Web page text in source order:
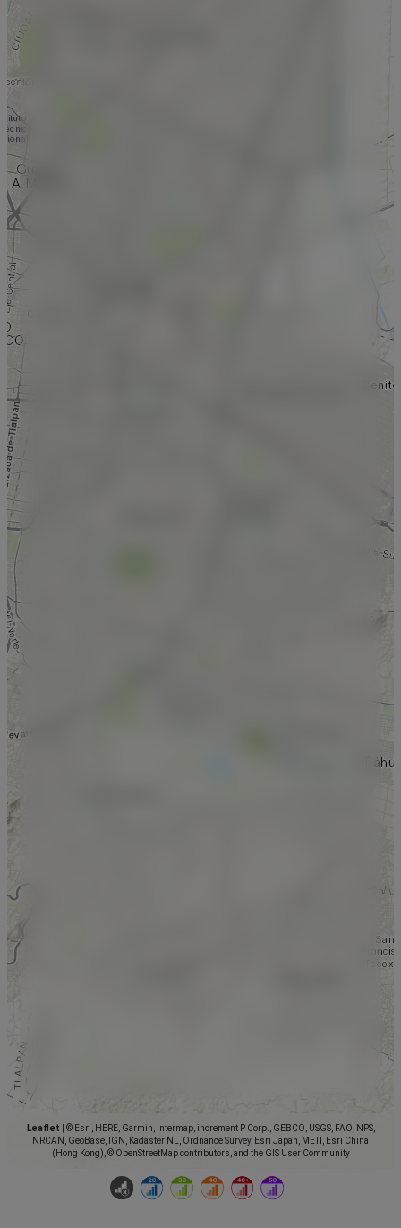
Leaflet
© Esri, HERE, Garmin, Intermap, increment P Corp., GEBCO, USGS, FAO, NPS,
NRCAN, GeoBase, IGN, Kadaster NL, Ordnance Survey, Esri Japan, METI, Esri China
(Hong Kong), © OpenStreetMap contributors, and the GIS User Community